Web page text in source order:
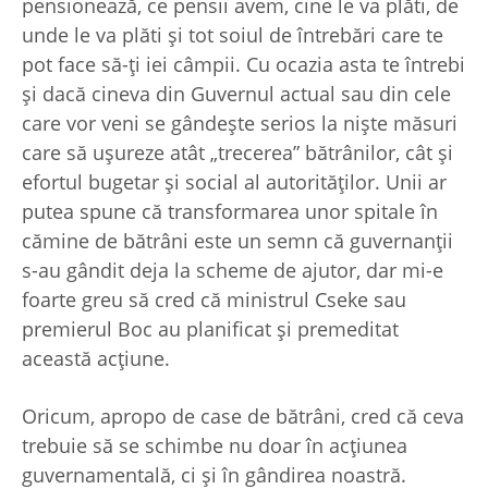
unde le va plăti şi tot soiul de întrebări care te
pot face să-ţi iei câmpii. Cu ocazia asta te întrebi
şi dacă cineva din Guvernul actual sau din cele
care vor veni se gândeşte serios la nişte măsuri
care să uşureze atât „trecerea” bătrânilor, cât şi
efortul bugetar şi social al autorităţilor. Unii ar
putea spune că transformarea unor spitale în
cămine de bătrâni este un semn că guvernanţii
s-au gândit deja la scheme de ajutor, dar mi-e
foarte greu să cred că ministrul Cseke sau
premierul Boc au planificat şi premeditat
această acţiune.
Oricum, apropo de case de bătrâni, cred că ceva
trebuie să se schimbe nu doar în acţiunea
guvernamentală, ci şi în gândirea noastră.